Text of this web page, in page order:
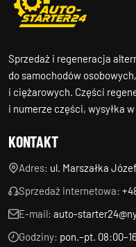
Sprzedaż i regeneracja
do samochodów
i ciężarowych. Części
i numerze części, wysyłka
KONTAKT
Adres: ul. Marszałka
Sprzedaż internetowa:
E-mail: auto-
Godziny: pon.–pt.